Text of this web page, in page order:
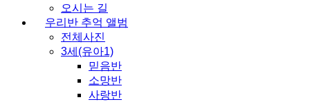
오시는 길
우리반 추억 앨범
전체사진
3세(유아1)
믿음반
소망반
사랑반